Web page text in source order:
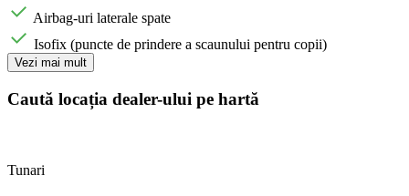
Airbag-uri laterale spate
Isofix (puncte de prindere a scaunului pentru copii)
Vezi mai mult
Caută locația dealer-ului pe hartă
Tunari